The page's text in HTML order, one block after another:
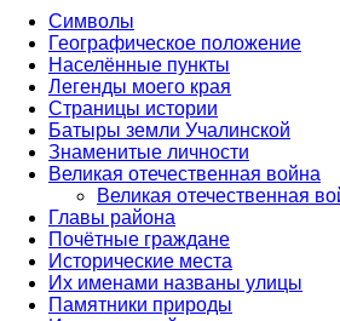
Символы
Географическое положение
Населённые пункты
Легенды моего края
Страницы истории
Батыры земли Учалинской
Знаменитые личности
Великая отечественная война
Великая отечественная
Главы района
Почётные граждане
Исторические места
Их именами названы улицы
Памятники природы